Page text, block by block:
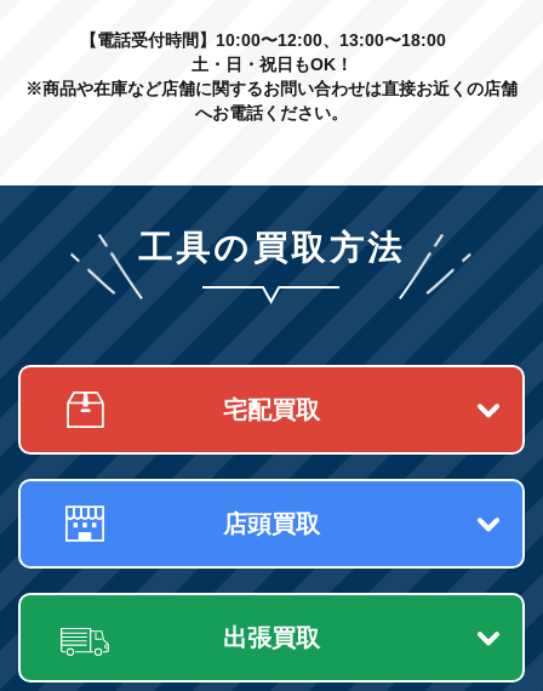
【電話受付時間】10:00〜12:00、13:00〜18:00
土・日・祝日もOK！
※商品や在庫など店舗に関するお問い合わせは直接お近くの店舗
へお電話ください。
工具の買取方法
宅配買取
店頭買取
出張買取